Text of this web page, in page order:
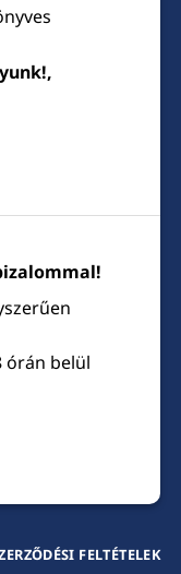
órán belül
FELTÉTELEK